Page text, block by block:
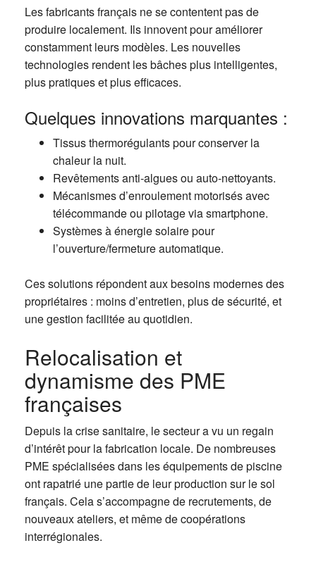
Les fabricants français ne se contentent pas de
produire localement. Ils innovent pour améliorer
constamment leurs modèles. Les nouvelles
technologies rendent les bâches plus intelligentes,
plus pratiques et plus efficaces.
Quelques innovations marquantes :
Tissus thermorégulants pour conserver la
chaleur la nuit.
Revêtements anti-algues ou auto-nettoyants.
Mécanismes d’enroulement motorisés avec
télécommande ou pilotage via smartphone.
Systèmes à énergie solaire pour
l’ouverture/fermeture automatique.
Ces solutions répondent aux besoins modernes des
propriétaires : moins d’entretien, plus de sécurité, et
une gestion facilitée au quotidien.
Relocalisation et
dynamisme des PME
françaises
Depuis la crise sanitaire, le secteur a vu un regain
d’intérêt pour la fabrication locale. De nombreuses
PME spécialisées dans les équipements de piscine
ont rapatrié une partie de leur production sur le sol
français. Cela s’accompagne de recrutements, de
nouveaux ateliers, et même de coopérations
interrégionales.